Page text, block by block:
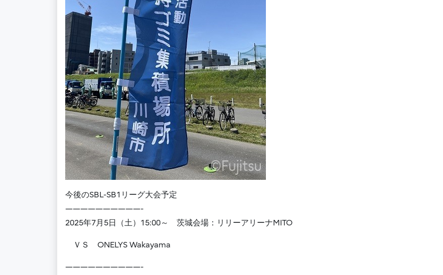
今後のSBL-SB1リーグ大会予定
——————————-
2025年7月5日（土）15:00～ 茨城会場：リリーアリーナMITO
ＶＳ ONELYS Wakayama
——————————-